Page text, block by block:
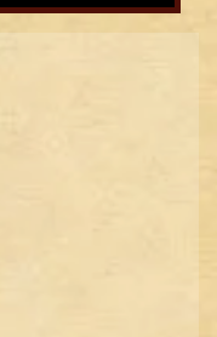
रंग में रंगा
Reforms का